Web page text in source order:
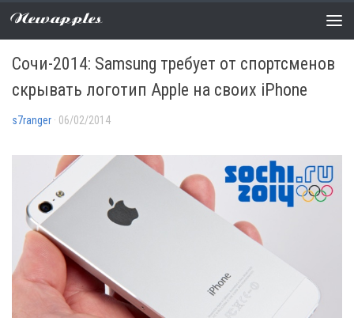
Newapples
НОВОСТИ 0 COMMENTS
Сочи-2014: Samsung требует от спортсменов
скрывать логотип Apple на своих iPhone
s7ranger · 06/02/2014